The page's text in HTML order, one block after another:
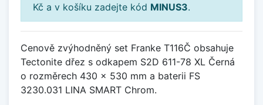
Kč a v košíku zadejte kód MINUS3.
Cenově zvýhodněný set Franke T116Č obsahuje
Tectonite dřez s odkapem S2D 611-78 XL Černá
o rozměrech 430 x 530 mm a baterii FS
3230.031 LINA SMART Chrom.